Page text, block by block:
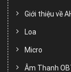
Giới thiệu về
Loa
Micro
Âm Thanh